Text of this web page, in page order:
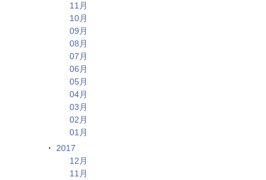
11月
10月
09月
08月
07月
06月
05月
04月
03月
02月
01月
2017
12月
11月